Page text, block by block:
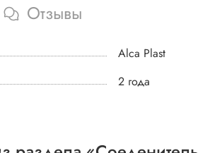
Отзывы
Alca Plast
2 года